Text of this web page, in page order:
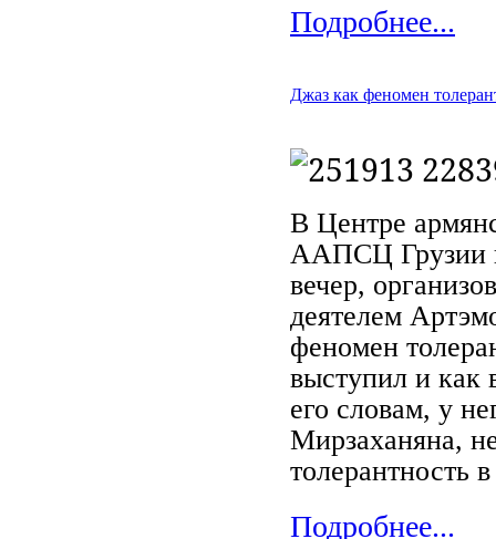
Подробнее...
Джаз как феномен
В Центре
ААПСЦ Грузии
вечер,
деятелем
феномен
выступил и как
его словам, у
Мирзаханяна,
толерантность
Подробнее...